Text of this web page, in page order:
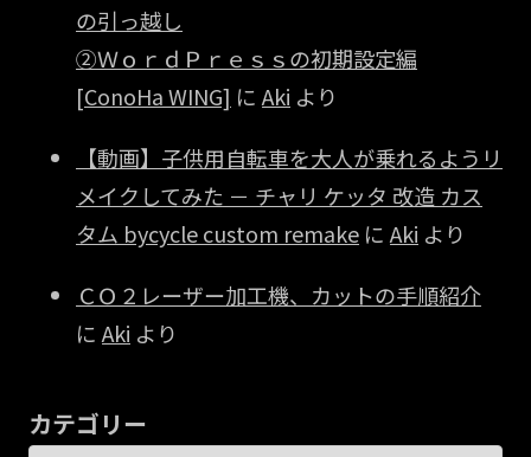
の引っ越し
②ＷｏｒｄＰｒｅｓｓの初期設定編
[ConoHa WING] にAki より
【動画】子供用自転車を大人が乗れるようリ
メイクしてみた － チャリ ケッタ 改造 カス
タム bycycle custom remake にAki より
ＣＯ２レーザー加工機、カットの手順紹介
にAki より
カテゴリー